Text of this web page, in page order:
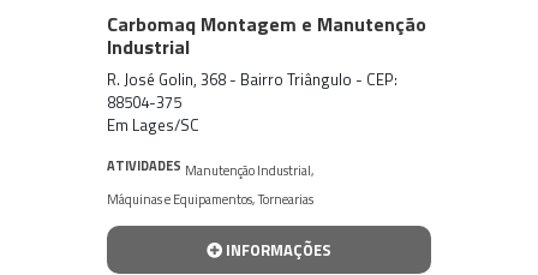
Carbomaq Montagem e Manutenção
Industrial
R. José Golin, 368 - Bairro Triângulo - CEP:
88504-375
Em Lages/SC
ATIVIDADES Manutenção Industrial,
Máquinas e Equipamentos,Tornearias
INFORMAÇÕES